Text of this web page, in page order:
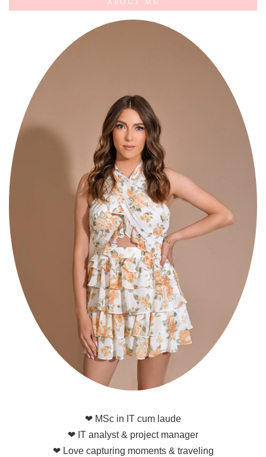
❤ MSc in IT cum laude
❤ IT analyst & project manager
❤ Love capturing moments & traveling